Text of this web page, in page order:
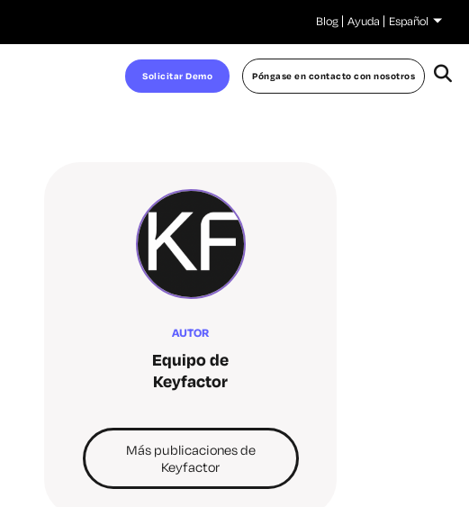
Blog Ayuda Español
Solicitar Demo Póngase en contacto con nosotros
AUTOR
Equipo de
Keyfactor
Más publicaciones de
Keyfactor